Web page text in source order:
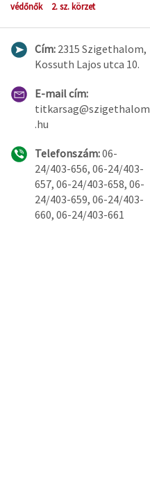
védőnők 2. sz. körzet
Cím: 2315 Szigethalom,
Kossuth Lajos utca 10.
E-mail cím:
titkarsag@szigethalom
.hu
Telefonszám:06-
24/403-656, 06-24/403-
657, 06-24/403-658, 06-
24/403-659, 06-24/403-
660, 06-24/403-661